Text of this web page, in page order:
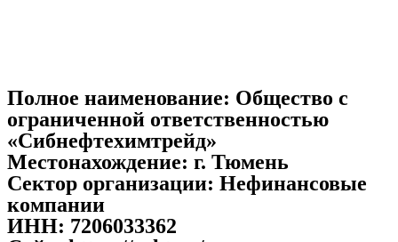
Полное наименование: Общество с
ограниченной ответственностью
«Сибнефтехимтрейд»
Местонахождение: г. Тюмень
Сектор организации: Нефинансовые
компании
ИНН: 7206033362